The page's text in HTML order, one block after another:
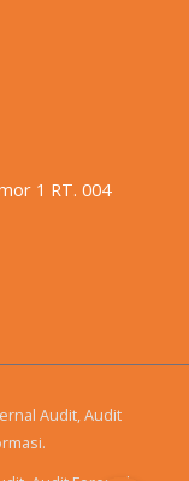
1 RT. 004
Audit, Audit